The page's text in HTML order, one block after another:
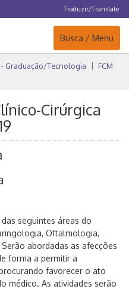
Traduzir/Translate
Navegação
Busca / Menu
- Graduação/Tecnologia
FCM
Cirúrgica
seguintes áreas do
Oftalmologia,
abordadas as afecções
forma a permitir a
favorecer o ato
médico. As atividades serão